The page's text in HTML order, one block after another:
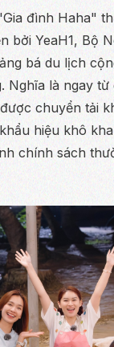
đình Haha"
YeaH1, Bộ
bá du lịch
Nghĩa là ngay
chuyển tải
hiệu khô
chính sách